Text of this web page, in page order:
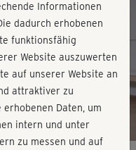
Informationen
dadurch erhobenen
funktionsfähig
Website auszuwerten
auf unserer Website an
attraktiver zu
Daten, um
intern und unter
zu messen und auf